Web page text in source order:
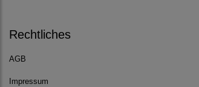
Rechtliches
AGB
Impressum